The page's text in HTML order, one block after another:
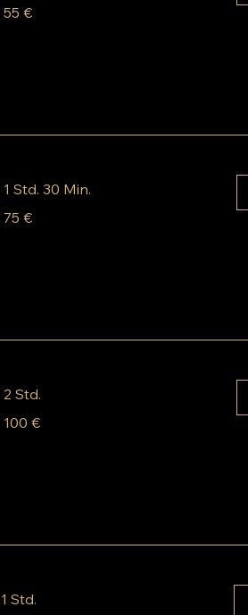
Euro
55 €
1 Std. 30 Min.
Euro
75 €
2 Std.
Euro
100 €
1 Std.